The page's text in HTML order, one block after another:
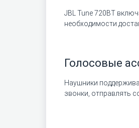
JBL Tune 720BT
необходимости
Голосовые
Наушники
звонки, отправлять